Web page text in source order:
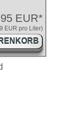
EUR*
EUR pro Liter)